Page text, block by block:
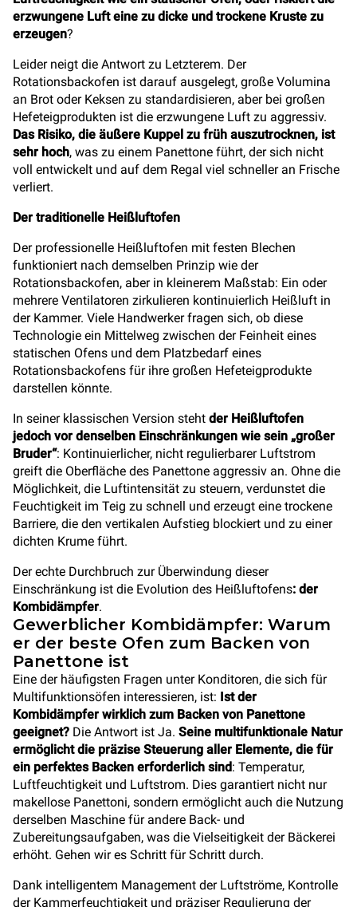
erzwungene Luft eine zu dicke und trockene Kruste zu
erzeugen?
Leider neigt die Antwort zu Letzterem. Der
Rotationsbackofen ist darauf ausgelegt, große Volumina
an Brot oder Keksen zu standardisieren, aber bei großen
Hefeteigprodukten ist die erzwungene Luft zu aggressiv.
Das Risiko, die äußere Kuppel zu früh auszutrocknen, ist
sehr hoch, was zu einem Panettone führt, der sich nicht
voll entwickelt und auf dem Regal viel schneller an Frische
verliert.
Der traditionelle Heißluftofen
Der professionelle Heißluftofen mit festen Blechen
funktioniert nach demselben Prinzip wie der
Rotationsbackofen, aber in kleinerem Maßstab: Ein oder
mehrere Ventilatoren zirkulieren kontinuierlich Heißluft in
der Kammer. Viele Handwerker fragen sich, ob diese
Technologie ein Mittelweg zwischen der Feinheit eines
statischen Ofens und dem Platzbedarf eines
Rotationsbackofens für ihre großen Hefeteigprodukte
darstellen könnte.
In seiner klassischen Version steht der Heißluftofen
jedoch vor denselben Einschränkungen wie sein „großer
Bruder“: Kontinuierlicher, nicht regulierbarer Luftstrom
greift die Oberfläche des Panettone aggressiv an. Ohne die
Möglichkeit, die Luftintensität zu steuern, verdunstet die
Feuchtigkeit im Teig zu schnell und erzeugt eine trockene
Barriere, die den vertikalen Aufstieg blockiert und zu einer
dichten Krume führt.
Der echte Durchbruch zur Überwindung dieser
Einschränkung ist die Evolution des Heißluftofens: der
Kombidämpfer.
Gewerblicher Kombidämpfer: Warum
er der beste Ofen zum Backen von
Panettone ist
Eine der häufigsten Fragen unter Konditoren, die sich für
Multifunktionsöfen interessieren, ist: Ist der
Kombidämpfer wirklich zum Backen von Panettone
geeignet? Die Antwort ist Ja. Seine multifunktionale Natur
ermöglicht die präzise Steuerung aller Elemente, die für
ein perfektes Backen erforderlich sind: Temperatur,
Luftfeuchtigkeit und Luftstrom. Dies garantiert nicht nur
makellose Panettoni, sondern ermöglicht auch die Nutzung
derselben Maschine für andere Back- und
Zubereitungsaufgaben, was die Vielseitigkeit der Bäckerei
erhöht. Gehen wir es Schritt für Schritt durch.
Dank intelligentem Management der Luftströme, Kontrolle
der Kammerfeuchtigkeit und präziser Regulierung der